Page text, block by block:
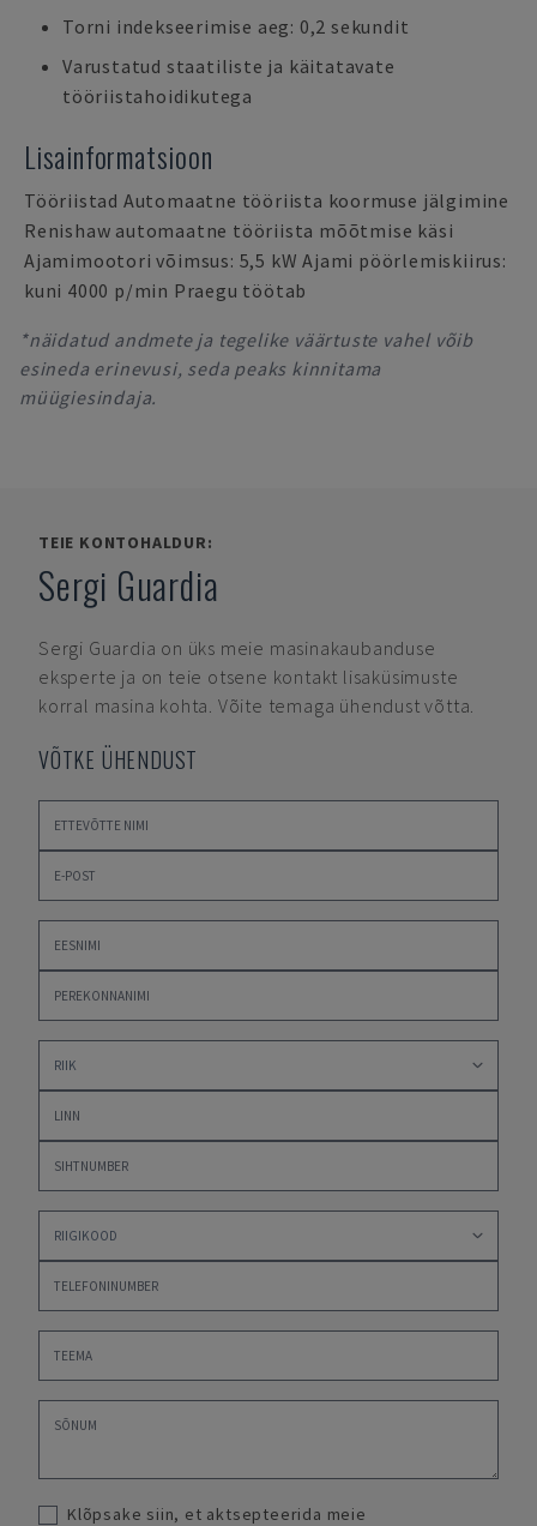
Torni indekseerimise aeg: 0,2 sekundit
Varustatud staatiliste ja käitatavate
tööriistahoidikutega
Lisainformatsioon
Tööriistad Automaatne tööriista koormuse jälgimine
Renishaw automaatne tööriista mõõtmise käsi
Ajamimootori võimsus: 5,5 kW Ajami pöörlemiskiirus:
kuni 4000 p/min Praegu töötab
*näidatud andmete ja tegelike väärtuste vahel võib
esineda erinevusi, seda peaks kinnitama
müügiesindaja.
TEIE KONTOHALDUR:
Sergi Guardia
Sergi Guardia on üks meie masinakaubanduse
eksperte ja on teie otsene kontakt lisaküsimuste
korral masina kohta. Võite temaga ühendust võtta.
VÕTKE ÜHENDUST
Klõpsake siin, et aktsepteerida meie